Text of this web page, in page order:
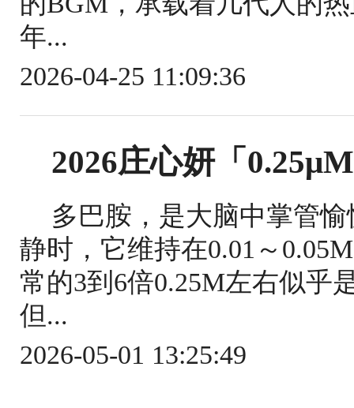
年...
2026-04-25 11:09:36
2026庄心妍「
多巴胺，是大脑中掌管
静时，它维持在0.01～
常的3到6倍0.25M左右似乎
但...
2026-05-01 13:25:49